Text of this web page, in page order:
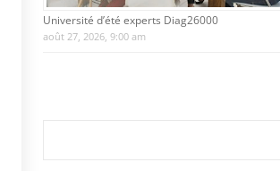
Université d’été experts Diag26000
août 27, 2026, 9:00 am